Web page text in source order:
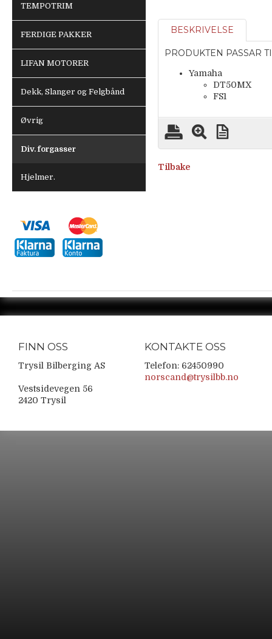
TEMPOTRIM
FERDIGE PAKKER
LIFAN MOTORER
Dekk, Slanger og Felgbånd
Øvrig
Div. forgasser
Hjelmer.
BESKRIVELSE
PRODUKTEN PASSAR
Yamaha
DT50MX
FS1
Tilbake
FINN OSS
Trysil Bilberging AS
Vestsidevegen 56
2420 Trysil
KONTAKTE OSS
Telefon: 62450990
norscand@trysilbb.no